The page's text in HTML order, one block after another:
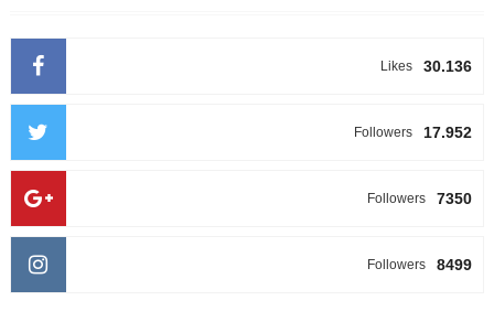
30.136
Likes
17.952
Followers
7350
Followers
8499
Followers